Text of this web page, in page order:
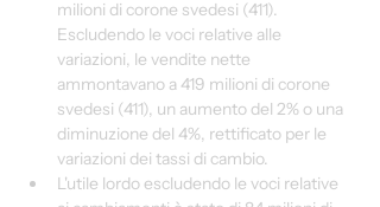
milioni di corone svedesi (411).
Escludendo le voci relative alle
variazioni, le vendite nette
ammontavano a 419 milioni di corone
svedesi (411), un aumento del 2% o una
diminuzione del 4%, rettificato per le
variazioni dei tassi di cambio.
L'utile lordo escludendo le voci relative